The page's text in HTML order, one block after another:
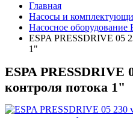
Главная
Насосы и
Насосное оборудование
ESPA PRESSDRIVE 05
1"
ESPA PRESSDRIVE
контроля потока 1"